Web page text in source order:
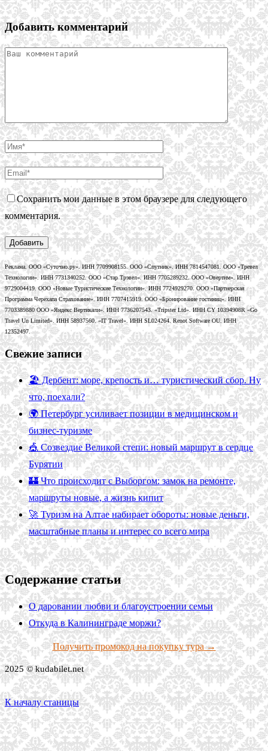
Добавить комментарий
Сохранить мои данные в этом браузере для следующего
комментария.
Реклама. ООО «Суточно.ру». ИНН 7709908155. ООО «Спутник». ИНН 7814547081. ООО «Тревел
Технологии». ИНН 7731340252. ООО «Стар Трэвел». ИНН 7705289232. ООО «Овертим». ИНН
9729004419. ООО «Новые Туристические Технологии». ИНН 7724929270. ООО «Партнерская
Программа Черехапа Страхование». ИНН 7707415919. ООО «Бронирование гостиниц». ИНН
7703389880 ООО «Яндекс Вертикали». ИНН 7736207543. «Tripster Ltd». ИНН CY 10394908R «Go
Travel Un Limited». ИНН 58937560. «IT Travel». ИНН SL024264. Renot Software OU. ИНН
12352497.
Свежие записи
🏖️ Дербент: море, крепость и… туристический сбор. Ну
что, поехали?
🌍 Петербург усиливает позиции в медицинском и
бизнес-туризме
🎪 Созвездие Великой степи: новый маршрут в сердце
Бурятии
🏰 Что происходит с Выборгом: замок на ремонте,
маршруты новые, а жизнь кипит
🚀 Туризм на Алтае набирает обороты: новые деньги,
масштабные планы и интерес со всего мира
Содержание статьи
О даровании любви и благоустроении семьи
Откуда в Калининграде моржи?
Получить промокод на покупку тура →
2025 © kudabilet.net
К началу станицы